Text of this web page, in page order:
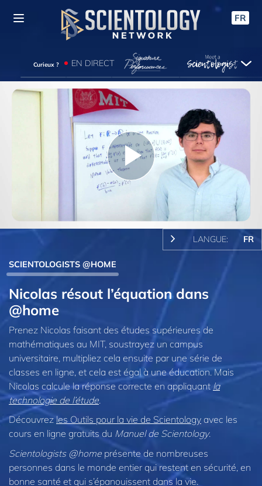
FR
Curieux ? EN DIRECT
Play
Video
LANGUE: FR
SCIENTOLOGISTS @HOME
Nicolas résout l’équation dans
@home
Prenez Nicolas faisant des études supérieures de
mathématiques au MIT, soustrayez un campus
universitaire, multipliez cela ensuite par une série de
classes en ligne, et cela est égal à une éducation. Mais
Nicolas calcule la réponse correcte en appliquant la
technologie de l’étude
Découvrezles Outils pour la vie de Scientology avec les
cours en ligne gratuits du Manuel de Scientology.
Scientologists @home présente de nombreuses
personnes dans le monde entier qui restent en sécurité, en
bonne santé et qui s’épanouissent dans la vie.